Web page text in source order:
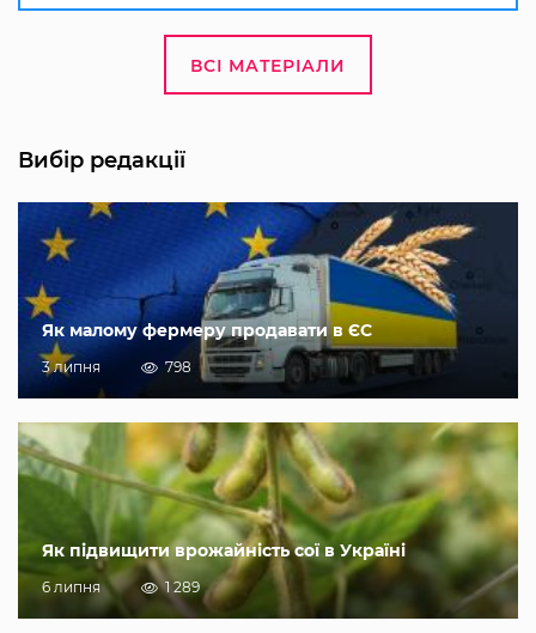
ВСІ МАТЕРІАЛИ
Вибір редакції
Як малому фермеру продавати в ЄС
3 липня 798
Як підвищити врожайність сої в Україні
6 липня 1 289